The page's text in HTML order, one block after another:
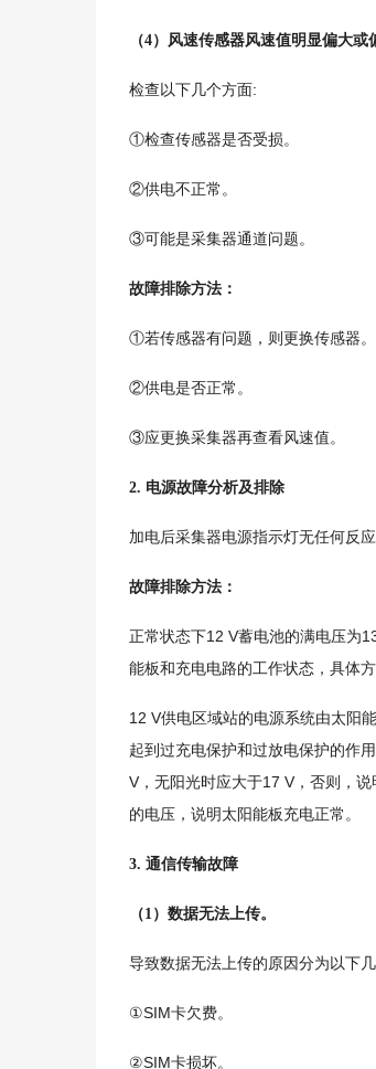
（4）风速传感器风速值明显偏大或
检查以下几个方面:
①检查传感器是否受损。
②供电不正常。
③可能是采集器通道问题。
故障排除方法：
①若传感器有问题，则更换传感器。
②供电是否正常。
③应更换采集器再查看风速值。
2. 电源故障分析及排除
加电后采集器电源指示灯无任何反
故障排除方法：
正常状态下12 V蓄电池的满电压为
能板和充电电路的工作状态，具体方
12 V供电区域站的电源系统由太阳
起到过充电保护和过放电保护的作
V ，无阳光时应大于17 V ，否则，
的电压，说明太阳能板充电正常。
3. 通信传输故障
（1）数据无法上传。
导致数据无法上传的原因分为以下几
①SIM卡欠费。
②SIM卡损坏。